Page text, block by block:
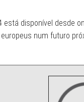
está disponível desde
num futuro